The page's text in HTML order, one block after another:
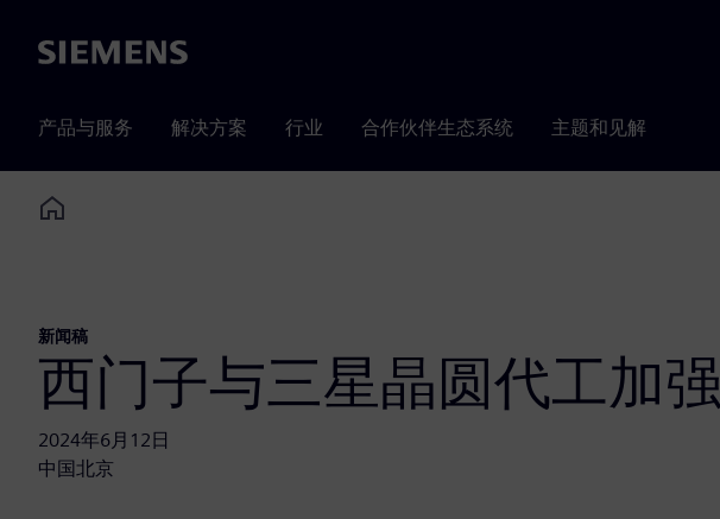
Siemens
产品与服务 解决方案 行业 合作伙伴生态系统 主题和见解
Home
新闻稿
西门子与三星晶圆代工加
2024年6月12日
中国北京